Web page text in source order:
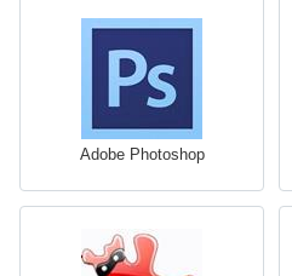
Adobe Photoshop